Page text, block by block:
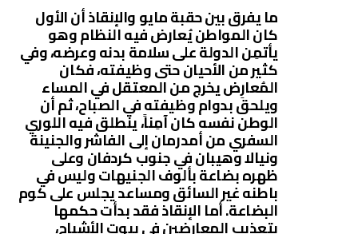
ما يفرق بين حقبة مايو والإنقاذ أن الأول
كان المواطن يُعارض فيه النظام وهو
يأتمِن الدولة على سلامة بدنه وعرضه، وفي
كثير من الأحيان حتى وظيفته، فكان
المُعارِض يخرج من المعتقل في المساء
ويلحق بدوام وظيفته في الصباح، ثم أن
الوطن نفسه كان آمِناً، ينطلق فيه اللوري
السفري من أمدرمان إلى الفاشر والجنينة
ونيالا وهيبان في جنوب كردفان وعلى
ظهره بضاعة بألوف الجنيهات وليس في
باطنه غير السائق ومساعد يجلس على كوم
البضاعة. أما الإنقاذ فقد بدأت حكمها
بتعذيب المعارضين في بيوت الأشباح،